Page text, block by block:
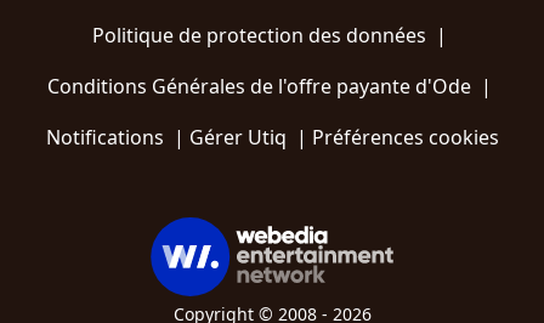
Politique de protection des données |
Conditions Générales de l'offre payante d'Ode |
Notifications | Gérer Utiq | Préférences cookies
Copyright © 2008 - 2026